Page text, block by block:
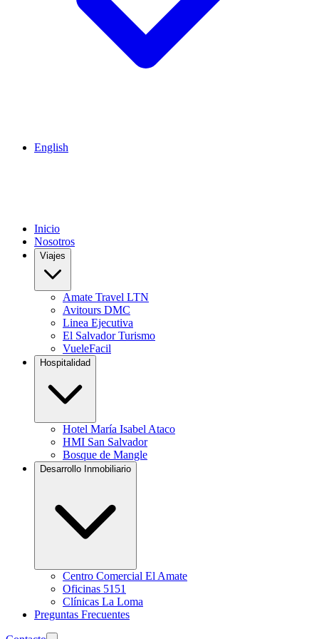
English
Inicio
Nosotros
Viajes
Amate Travel LTN
Avitours DMC
Linea Ejecutiva
El Salvador Turismo
VueleFacil
Hospitalidad
Hotel María Isabel Ataco
HMI San Salvador
Bosque de Mangle
Desarrollo Inmobiliario
Centro Comercial El Amate
Oficinas 5151
Clínicas La Loma
Preguntas Frecuentes